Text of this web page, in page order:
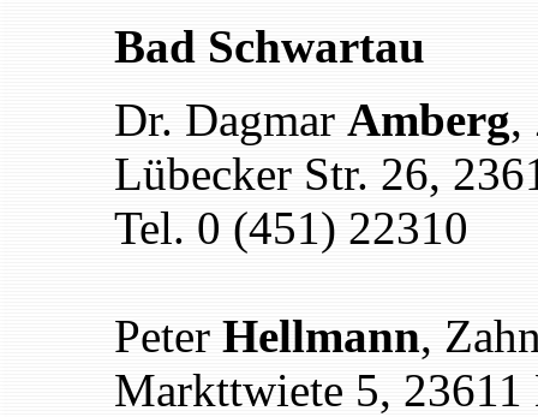
Bad Schwartau
Dr. Dagmar Amberg,
Lübecker Str. 26,
Tel. 0 (451) 22310
Peter Hellmann,
Markttwiete 5, 23611